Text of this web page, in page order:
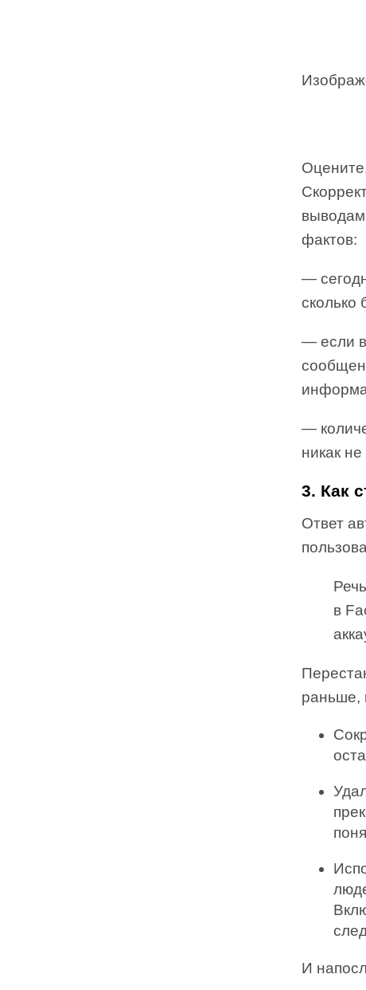
фактов:
—
сколько
— если
—
никак
3. Как
Ответ
в
раньше,
И